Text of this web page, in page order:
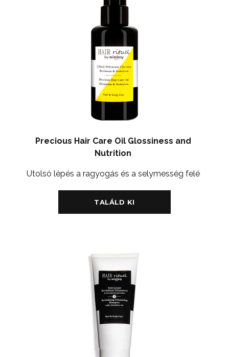
Precious Hair Care Oil Glossiness and
Nutrition
Utolsó lépés a ragyogás és a selymesség felé
TALÁLD KI